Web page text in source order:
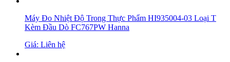
Máy Đo Nhiệt Độ Trong Thực Phẩm HI935004-03 Loại T
Kèm Đầu Dò FC767PW Hanna
Giá: Liên hệ